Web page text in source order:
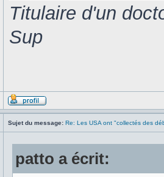
Titulaire d'un
Sup
Sujet du message: Re: Les USA ont "collectés des
patto a écrit: